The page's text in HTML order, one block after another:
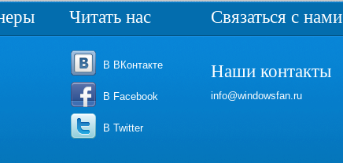
Читать нас
В ВКонтакте
В Facebook
В Twitter
Связаться с нами
Наши контакты
info@windowsfan.ru